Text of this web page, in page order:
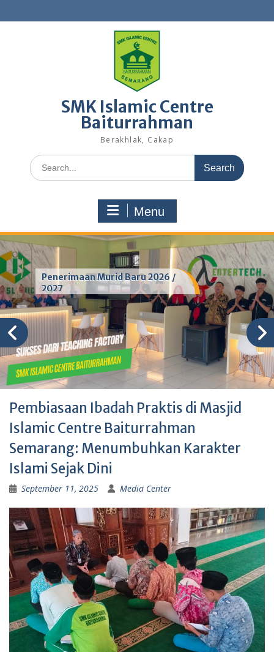
to
SMK Islamic Centre
Baiturrahman
Berakhlak, Cakap
Search
for:
Menu
Penerimaan Murid Baru 2026 /
2027
Pembiasaan Ibadah Praktis di Masjid
Islamic Centre Baiturrahman
Semarang: Menumbuhkan Karakter
Islami Sejak Dini
September 11, 2025 Media Center